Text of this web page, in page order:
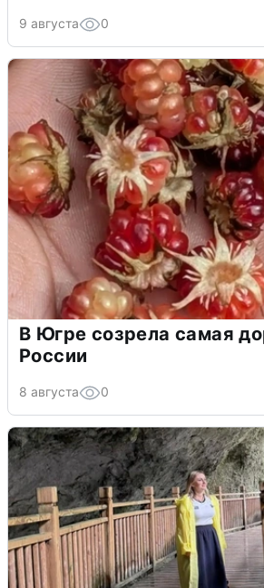
9 августа 0
В Югре созрела самая
России
8 августа 0